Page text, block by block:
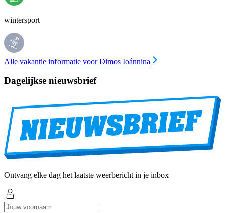
wintersport
Alle vakantie informatie voor Dimos Ioánnina
Dagelijkse nieuwsbrief
Ontvang elke dag het laatste weerbericht in je inbox